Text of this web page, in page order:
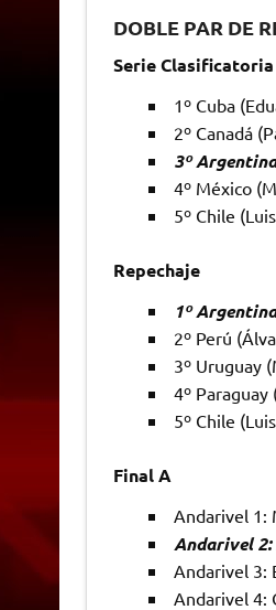
DOBLE PAR DE
Serie Clasificatoria
1º Cuba
2º Canadá
3º
4º México
5º Chile
Repechaje
1º
2º Perú
3º Uruguay
4º Paraguay
5º Chile
Final A
Andarivel 1:
Andarivel
Andarivel 3:
Andarivel 4: